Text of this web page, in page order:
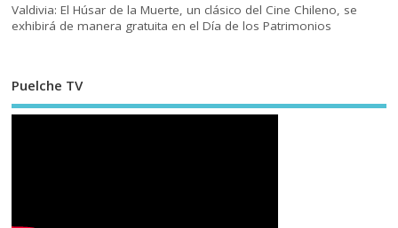
Valdivia: El Húsar de la Muerte, un clásico del Cine Chileno, se
exhibirá de manera gratuita en el Día de los Patrimonios
Puelche TV